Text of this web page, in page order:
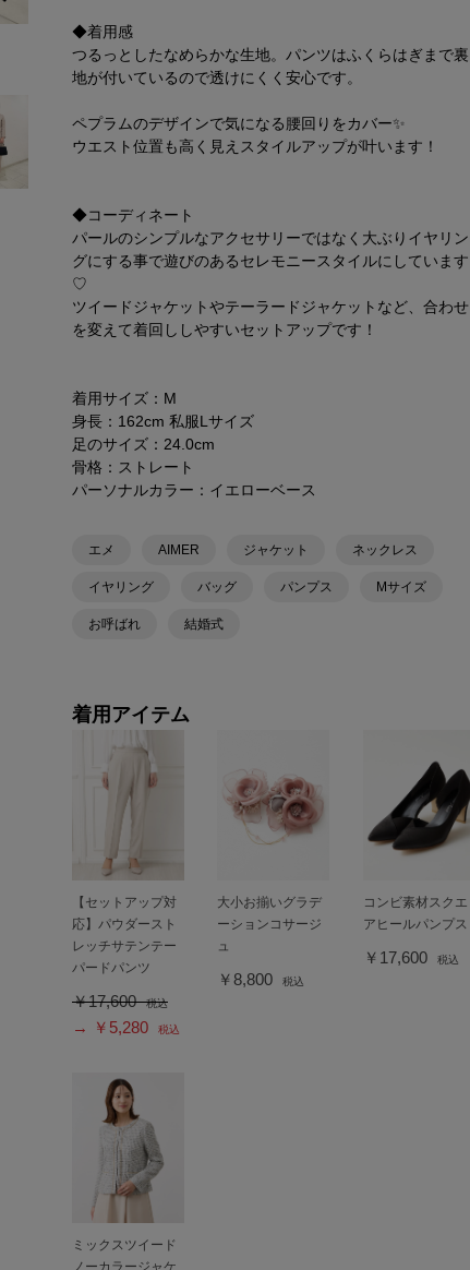
◆着用感
つるっとしたなめらかな生地。パンツはふくらはぎまで裏
地が付いているので透けにくく安心です。
ペプラムのデザインで気になる腰回りをカバー✨
ウエスト位置も高く見えスタイルアップが叶います！
◆コーディネート
パールのシンプルなアクセサリーではなく大ぶりイヤリン
グにする事で遊びのあるセレモニースタイルにしています
♡
ツイードジャケットやテーラードジャケットなど、合わせ
を変えて着回ししやすいセットアップです！
着用サイズ：M
身長：162cm 私服Lサイズ
足のサイズ：24.0cm
骨格：ストレート
パーソナルカラー：イエローベース
エメ AIMER ジャケット ネックレス
イヤリング バッグ パンプス Mサイズ
お呼ばれ 結婚式
着用アイテム
【セットアップ対
応】パウダースト
レッチサテンテー
パードパンツ
￥17,600 税込
→ ￥5,280 税込
大小お揃いグラデ
ーションコサージ
ュ
￥8,800 税込
コンビ素材スクエ
アヒールパンプス
￥17,600 税込
ミックスツイード
ノーカラージャケ